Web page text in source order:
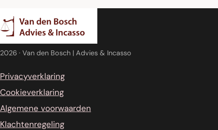
2026 · Van den Bosch | Advies & Incasso
Privacyverklaring
Cookieverklaring
Algemene voorwaarden
Klachtenregeling